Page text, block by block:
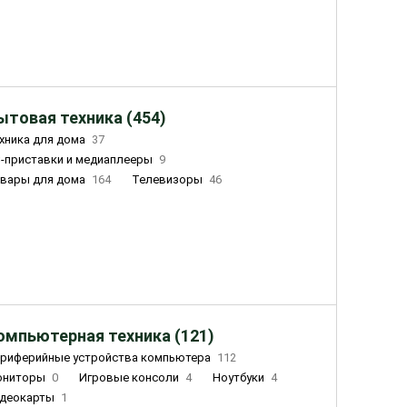
техника (454)
для дома 37
приставки и медиаплееры
9
для дома 164 Телевизоры 46
техника (121)
устройства компьютера 112
0 Игровые консоли 4 Ноутбуки 4
1